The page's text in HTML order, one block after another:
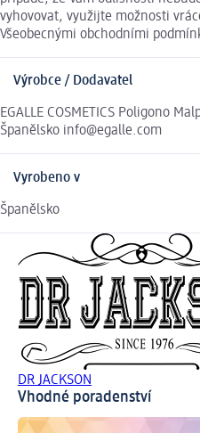
vyhovovat, využijte možnosti
Všeobecnými obchodními
Výrobce / Dodavatel
EGALLE COSMETICS Poligono
Španělsko info@egalle.com
Vyrobeno v
Španělsko
DR JACKSON
Vhodné poradenství